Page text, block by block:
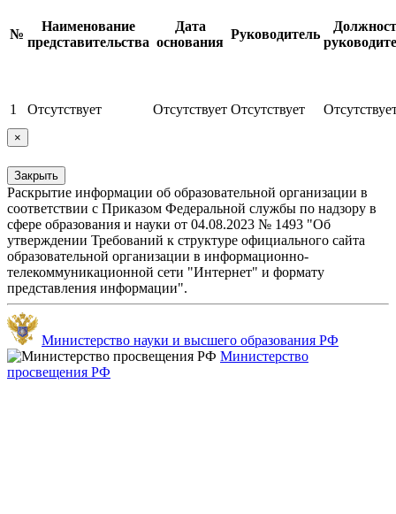
№
Наименование
представительства
Дата
основания
Руководитель
1 Отсутствует Отсутствует Отсутствует
×
Закрыть
Раскрытие информации об образовательной организации в
соответствии с Приказом Федеральной службы по надзору в
сфере образования и науки от 04.08.2023 № 1493 "Об
утверждении Требований к структуре официального сайта
образовательной организации в информационно-
телекоммуникационной сети "Интернет" и формату
представления информации".
Министерство науки и высшего образования РФ
Министерство
просвещения РФ